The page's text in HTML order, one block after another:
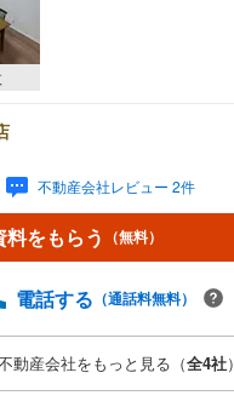
不動産会社レビュー 2件
料をもらう （無料）
電話する （通話料無料）
動産会社をもっと見る（全4社）